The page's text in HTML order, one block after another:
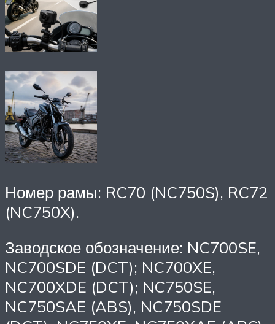
Номер рамы: RC70 (NC750S), RC72
(NC750X).
Заводское обозначение: NC700SE,
NC700SDE (DCT); NC700XE,
NC700XDE (DCT); NC750SE,
NC750SAE (ABS), NC750SDE